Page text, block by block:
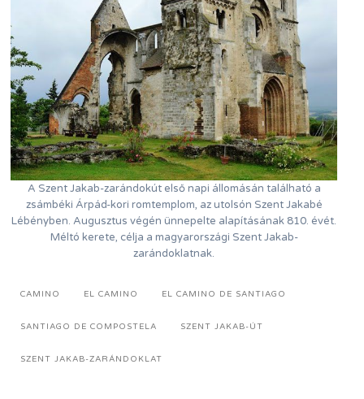
A Szent Jakab-zarándokút első napi állomásán található a
zsámbéki Árpád-kori romtemplom, az utolsón Szent Jakabé
Lébényben. Augusztus végén ünnepelte alapításának 810. évét.
Méltó kerete, célja a magyarországi Szent Jakab-
zarándoklatnak.
CAMINO EL CAMINO EL CAMINO DE SANTIAGO
SANTIAGO DE COMPOSTELA SZENT JAKAB-ÚT
SZENT JAKAB-ZARÁNDOKLAT